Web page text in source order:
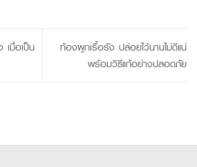
เมื่อเป็น
ท้องผูกเรื้อรัง ปล่อยไว้นานไม่ดีแน่
พร้อมวิธีแก้อย่างปลอดภัย